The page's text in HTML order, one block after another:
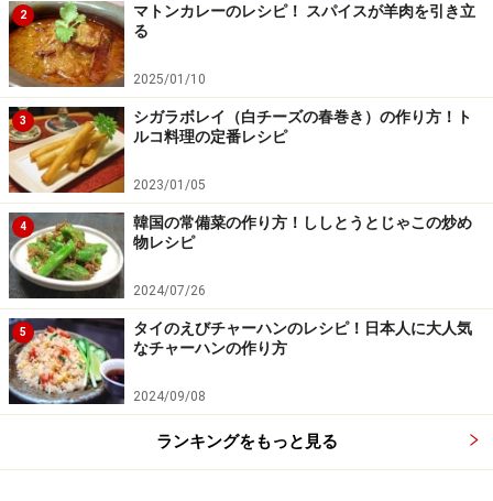
【編集部おすすめの購入サイト】
Amazonで人気レシピの書籍をチェック！
楽天市場で人気レシピの書籍をチェック！
2
マトンカレーのレシピ！ スパイスが羊肉を引き立
る
2025/01/10
3
シガラボレイ（白チーズの春巻き）の作り方！ト
ルコ料理の定番レシピ
2023/01/05
4
韓国の常備菜の作り方！ししとうとじゃこの炒め
物レシピ
2024/07/26
5
タイのえびチャーハンのレシピ！日本人に大人気
なチャーハンの作り方
2024/09/08
ランキングをもっと見る